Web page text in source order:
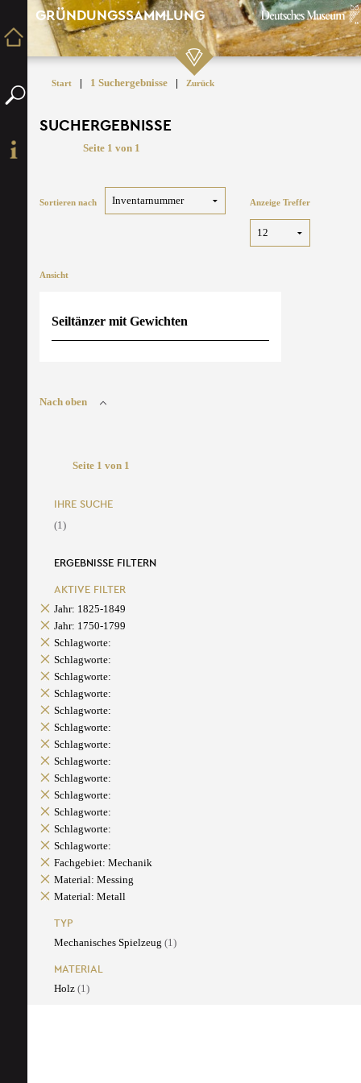
GRÜNDUNGSSAMMLUNG
Start | 1 Suchergebnisse | Zurück
SUCHERGEBNISSE
Seite 1 von 1
Sortieren nach Anzeige Treffer
Ansicht
Seiltänzer mit Gewichten
Nach oben
Seite 1 von 1
IHRE SUCHE
(1)
ERGEBNISSE FILTERN
AKTIVE FILTER
Jahr: 1825-1849
Jahr: 1750-1799
Schlagworte:
Schlagworte:
Schlagworte:
Schlagworte:
Schlagworte:
Schlagworte:
Schlagworte:
Schlagworte:
Schlagworte:
Schlagworte:
Schlagworte:
Schlagworte:
Schlagworte:
Fachgebiet: Mechanik
Material: Messing
Material: Metall
TYP
Mechanisches Spielzeug (1)
MATERIAL
Holz (1)